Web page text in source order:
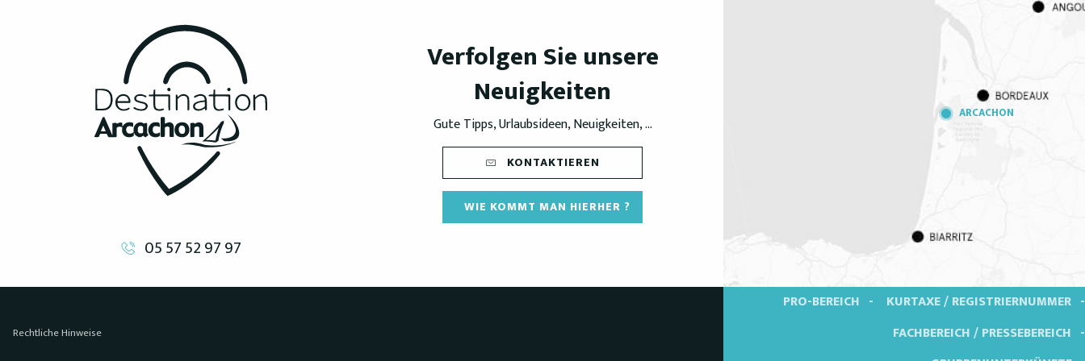
05 57 52 97 97
Verfolgen Sie unsere
Neuigkeiten
Gute Tipps, Urlaubsideen, Neuigkeiten, ...
KONTAKTIEREN
WIE KOMMT MAN HIERHER ?
ARCACHON
Rechtliche Hinweise
PRO-BEREICH
KURTAXE / REGISTRIERNUMMER
FACHBEREICH / PRESSEBEREICH